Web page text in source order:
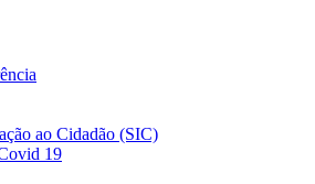
ao Cidadão (SIC)
19